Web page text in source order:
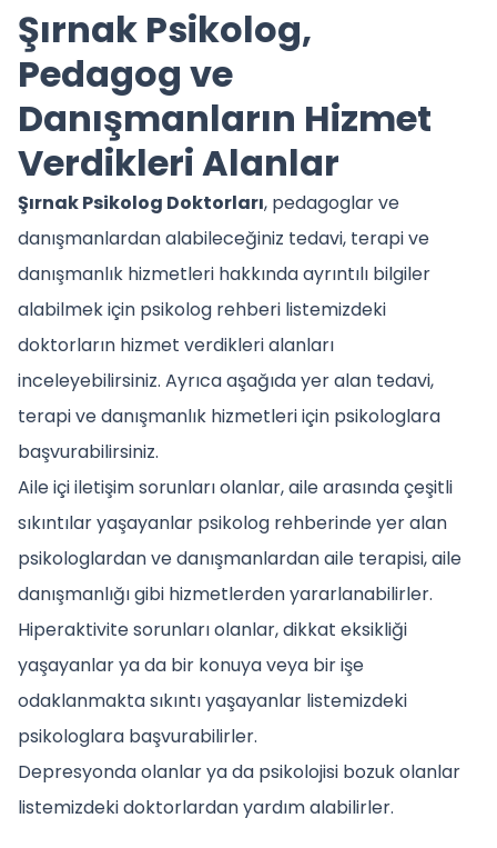
Şırnak Psikolog,
Pedagog ve
Danışmanların Hizmet
Verdikleri Alanlar
Şırnak Psikolog Doktorları, pedagoglar ve
danışmanlardan alabileceğiniz tedavi, terapi ve
danışmanlık hizmetleri hakkında ayrıntılı bilgiler
alabilmek için psikolog rehberi listemizdeki
doktorların hizmet verdikleri alanları
inceleyebilirsiniz. Ayrıca aşağıda yer alan tedavi,
terapi ve danışmanlık hizmetleri için psikologlara
başvurabilirsiniz.
Aile içi iletişim sorunları olanlar, aile arasında çeşitli
sıkıntılar yaşayanlar psikolog rehberinde yer alan
psikologlardan ve danışmanlardan aile terapisi, aile
danışmanlığı gibi hizmetlerden yararlanabilirler.
Hiperaktivite sorunları olanlar, dikkat eksikliği
yaşayanlar ya da bir konuya veya bir işe
odaklanmakta sıkıntı yaşayanlar listemizdeki
psikologlara başvurabilirler.
Depresyonda olanlar ya da psikolojisi bozuk olanlar
listemizdeki doktorlardan yardım alabilirler.